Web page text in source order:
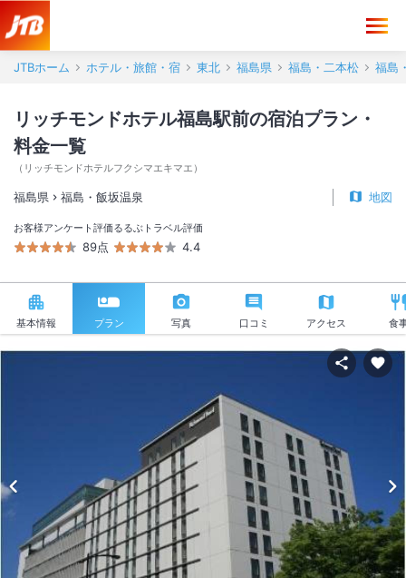
JTBホーム ホテル・旅館・宿 東北 福島県 福島・二本松 福島
リッチモンドホテル福島駅前の宿泊プラン・
料金一覧
（ リッチモンドホテルフクシマエキマエ ）
福島県 福島・飯坂温泉 地図
お客様アンケート評価
89点
るるぶトラベル評価
4.4
基本情報 プラン 写真 口コミ アクセス 食